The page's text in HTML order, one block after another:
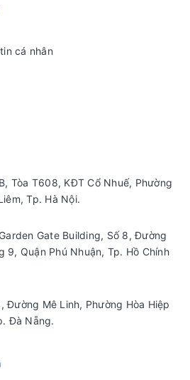
cá nhân
Tòa T608, KĐT Cổ Nhuế, Phường
Tp. Hà Nội.
Gate Building, Số 8, Đường
9, Quận Phú Nhuận, Tp. Hồ Chính
Đường Mê Linh, Phường Hòa Hiệp
Đà Nẵng.